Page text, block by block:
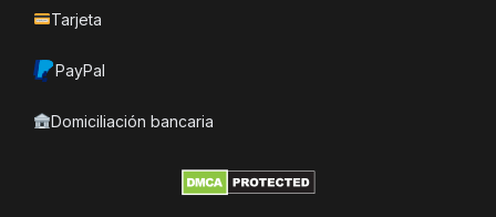
Tarjeta
PayPal
Domiciliación bancaria